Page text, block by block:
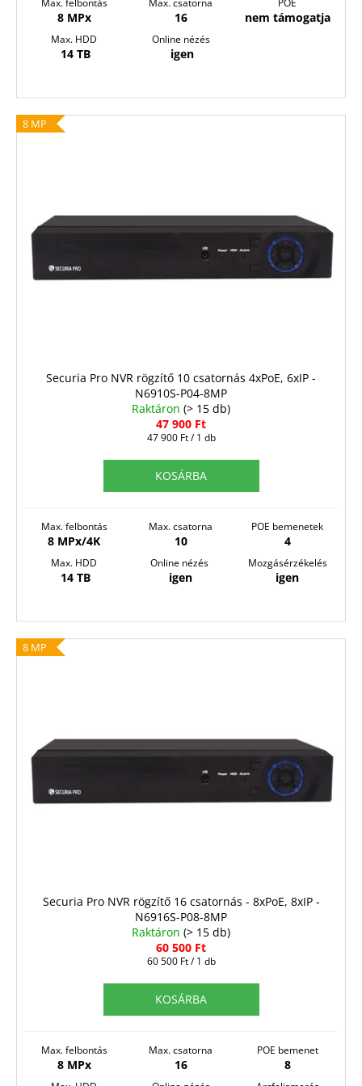
8 MPx 16 nem támogatja
Max. HDD
14 TB
Online nézés
igen
8 MP
Securia Pro NVR rögzítő 10 csatornás 4xPoE, 6xIP -
N6910S-P04-8MP
Raktáron (> 15 db)
47 900 Ft
Egységár:
47 900 Ft / 1 db
KOSÁRBA
Max. felbontás
8 MPx/4K
Max. csatorna
10
POE bemenetek
4
Max. HDD
14 TB
Online nézés
igen
Mozgásérzékelés
igen
8 MP
Securia Pro NVR rögzítő 16 csatornás - 8xPoE, 8xIP -
N6916S-P08-8MP
Raktáron (> 15 db)
60 500 Ft
Egységár:
60 500 Ft / 1 db
KOSÁRBA
Max. felbontás
8 MPx
Max. csatorna
16
POE bemenet
8